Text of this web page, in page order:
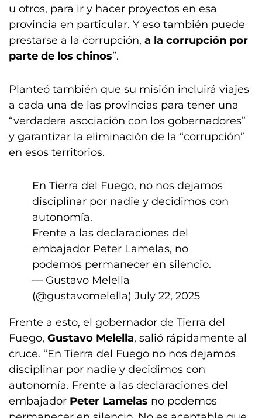
u otros, para ir y hacer proyectos en esa
provincia en particular. Y eso también puede
prestarse a la corrupción, a la corrupción por
parte de los chinos”.
Planteó también que su misión incluirá viajes
a cada una de las provincias para tener una
“verdadera asociación con los gobernadores”
y garantizar la eliminación de la “corrupción”
en esos territorios.
En Tierra del Fuego, no nos dejamos
disciplinar por nadie y decidimos con
autonomía.
Frente a las declaraciones del
embajador Peter Lamelas, no
podemos permanecer en silencio.
— Gustavo Melella
(@gustavomelella) July 22, 2025
Frente a esto, el gobernador de Tierra del
Fuego, Gustavo Melella, salió rápidamente al
cruce. “En Tierra del Fuego no nos dejamos
disciplinar por nadie y decidimos con
autonomía. Frente a las declaraciones del
embajador Peter Lamelas no podemos